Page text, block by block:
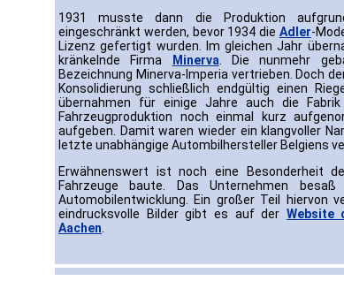
1931 musste dann die Produktion
eingeschränkt werden, bevor 1934 die Adler-
Lizenz gefertigt wurden. Im gleichen Jahr
kränkelnde Firma
Minerva . Die nunmehr
Bezeichnung Minerva-Imperia vertrieben. Doch
Konsolidierung schließlich endgültig einen
übernahmen für einige Jahre auch die
Fahrzeugproduktion noch einmal kurz
aufgeben. Damit waren wieder ein klangvoller
letzte unabhängige Autombilhersteller Belgiens
Erwähnenswert ist noch eine Besonderheit
Fahrzeuge baute. Das Unternehmen
Automobilentwicklung. Ein großer Teil hiervon
eindrucksvolle Bilder gibt es auf der Website
Aachen